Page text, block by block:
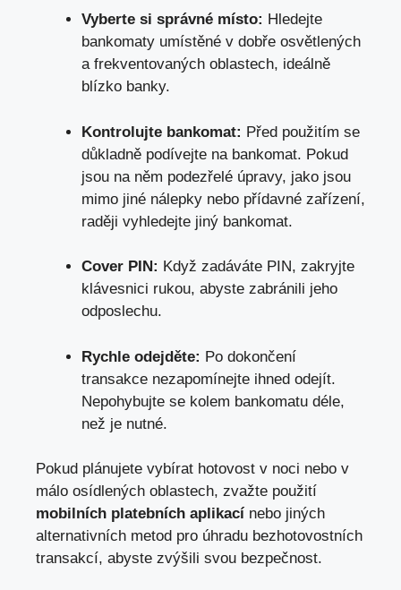
Vyberte si správné místo: Hledejte
bankomaty umístěné v dobře osvětlených
a frekventovaných oblastech, ideálně
blízko banky.
Kontrolujte bankomat: Před použitím se
důkladně podívejte na bankomat. Pokud
jsou na něm podezřelé úpravy, jako jsou
mimo jiné nálepky nebo přídavné zařízení,
raději vyhledejte jiný bankomat.
Cover PIN: Když zadáváte PIN, zakryjte
klávesnici rukou, abyste zabránili jeho
odposlechu.
Rychle odejděte: Po dokončení
transakce nezapomínejte ihned odejít.
Nepohybujte se kolem bankomatu déle,
než je nutné.
Pokud plánujete vybírat hotovost v noci nebo v
málo osídlených oblastech, zvažte použití
mobilních platebních aplikací nebo jiných
alternativních metod pro úhradu bezhotovostních
transakcí, abyste zvýšili svou bezpečnost.